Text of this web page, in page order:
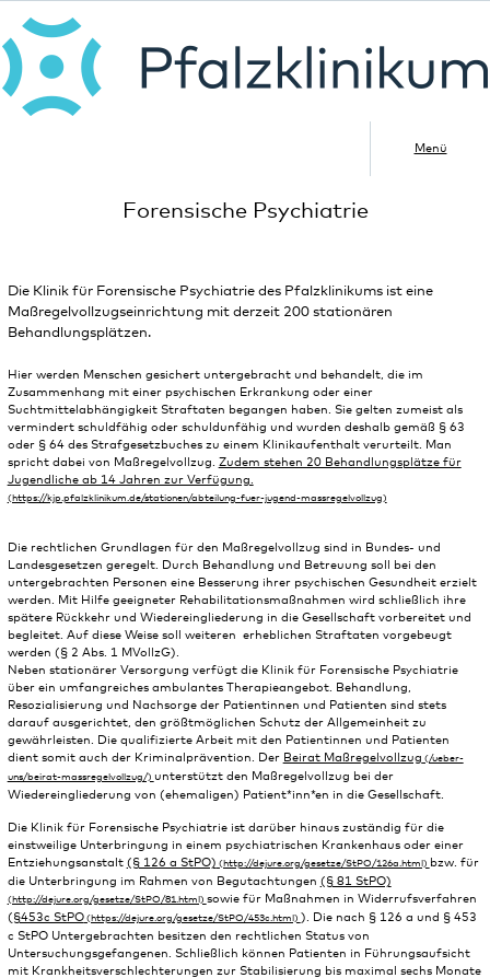
Menü
Forensische Psychiatrie
Die Klinik für Forensische Psychiatrie des Pfalzklinikums ist eine
Maßregelvollzugseinrichtung mit derzeit 200 stationären
Behandlungsplätzen.
Hier werden Menschen gesichert untergebracht und behandelt, die im
Zusammenhang mit einer psychischen Erkrankung oder einer
Suchtmittelabhängigkeit Straftaten begangen haben. Sie gelten zumeist als
vermindert schuldfähig oder schuldunfähig und wurden deshalb gemäß § 63
oder § 64 des Strafgesetzbuches zu einem Klinikaufenthalt verurteilt. Man
spricht dabei von Maßregelvollzug.
Zudem stehen 20 Behandlungsplätze für
Jugendliche ab 14 Jahren zur Verfügung.
Die rechtlichen Grundlagen für den Maßregelvollzug sind in Bundes- und
Landesgesetzen geregelt. Durch Behandlung und Betreuung soll bei den
untergebrachten Personen eine Besserung ihrer psychischen Gesundheit erzielt
werden. Mit Hilfe geeigneter Rehabilitationsmaßnahmen wird schließlich ihre
spätere Rückkehr und Wiedereingliederung in die Gesellschaft vorbereitet und
begleitet. Auf diese Weise soll weiteren erheblichen Straftaten vorgebeugt
werden (§ 2 Abs. 1 MVollzG).
Neben stationärer Versorgung verfügt die Klinik für Forensische Psychiatrie
über ein umfangreiches ambulantes Therapieangebot. Behandlung,
Resozialisierung und Nachsorge der Patientinnen und Patienten sind stets
darauf ausgerichtet, den größtmöglichen Schutz der Allgemeinheit zu
gewährleisten. Die qualifizierte Arbeit mit den Patientinnen und Patienten
dient somit auch der Kriminalprävention. Der Beirat Maßregelvollzug
unterstützt den Maßregelvollzug bei der
Wiedereingliederung von (ehemaligen) Patient*inn*en in die Gesellschaft.
Die Klinik für Forensische Psychiatrie ist darüber hinaus zuständig für die
einstweilige Unterbringung in einem psychiatrischen Krankenhaus oder einer
Entziehungsanstalt (§ 126 a StPO)
bzw. für
die Unterbringung im Rahmen von Begutachtungen (§ 81 StPO)
sowie für Maßnahmen in Widerrufsverfahren
( §453c StPO
). Die nach § 126 a und § 453
c StPO Untergebrachten besitzen den rechtlichen Status von
Untersuchungsgefangenen. Schließlich können Patienten in Führungsaufsicht
mit Krankheitsverschlechterungen zur Stabilisierung bis maximal sechs Monate